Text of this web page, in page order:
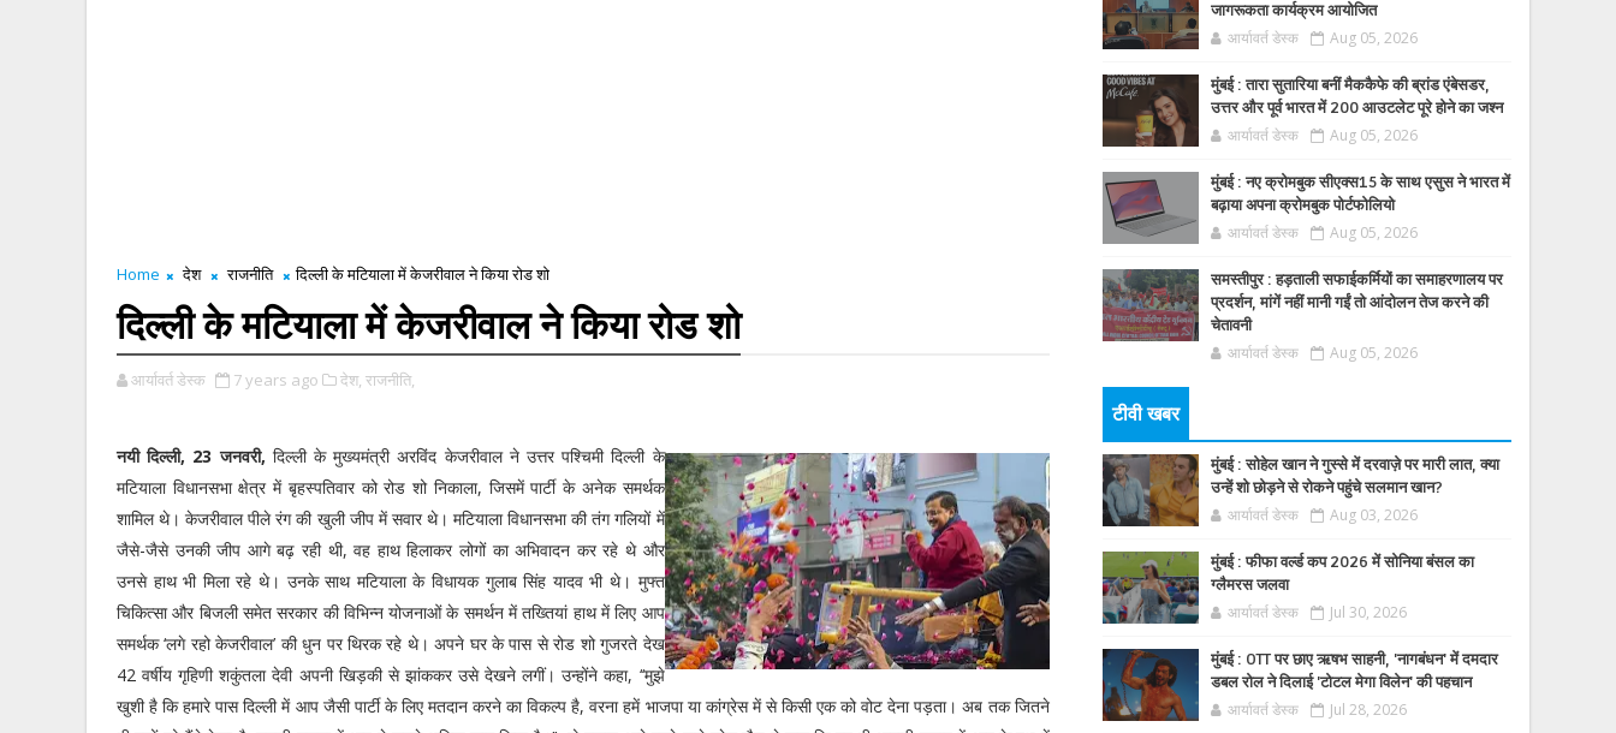
Home देश राजनीति दिल्ली के मटियाला में केजरीवाल ने किया रोड शो
दिल्ली के मटियाला में केजरीवाल ने किया रोड शो
आर्यावर्त डेस्क 7 years ago देश, राजनीति,
नयी दिल्ली, 23 जनवरी, दिल्ली के मुख्यमंत्री अरविंद केजरीवाल ने उत्तर पश्चिमी दिल्ली के
मटियाला विधानसभा क्षेत्र में बृहस्पतिवार को रोड शो निकाला, जिसमें पार्टी के अनेक समर्थक
शामिल थे। केजरीवाल पीले रंग की खुली जीप में सवार थे। मटियाला विधानसभा की तंग गलियों में
जैसे-जैसे उनकी जीप आगे बढ़ रही थी, वह हाथ हिलाकर लोगों का अभिवादन कर रहे थे और
उनसे हाथ भी मिला रहे थे। उनके साथ मटियाला के विधायक गुलाब सिंह यादव भी थे। मुफ्त
चिकित्सा और बिजली समेत सरकार की विभिन्न योजनाओं के समर्थन में तख्तियां हाथ में लिए आप
समर्थक ‘लगे रहो केजरीवाल’ की धुन पर थिरक रहे थे। अपने घर के पास से रोड शो गुजरते देख
42 वर्षीय गृहिणी शकुंतला देवी अपनी खिड़की से झांककर उसे देखने लगीं। उन्होंने कहा, ‘‘मुझे
खुशी है कि हमारे पास दिल्ली में आप जैसी पार्टी के लिए मतदान करने का विकल्प है, वरना हमें भाजपा या कांग्रेस में से किसी एक को वोट देना पड़ता। अब तक जितने
जागरूकता कार्यक्रम आयोजित
आर्यावर्त डेस्क Aug 05, 2026
मुंबई : तारा सुतारिया बनीं मैककैफे की ब्रांड एंबेसडर,
उत्तर और पूर्व भारत में 200 आउटलेट पूरे होने का जश्न
आर्यावर्त डेस्क Aug 05, 2026
मुंबई : नए क्रोमबुक सीएक्स15 के साथ एसुस ने भारत में
बढ़ाया अपना क्रोमबुक पोर्टफोलियो
आर्यावर्त डेस्क Aug 05, 2026
समस्तीपुर : हड़ताली सफाईकर्मियों का समाहरणालय पर
प्रदर्शन, मांगें नहीं मानी गईं तो आंदोलन तेज करने की
चेतावनी
आर्यावर्त डेस्क Aug 05, 2026
टीवी खबर
मुंबई : सोहेल खान ने गुस्से में दरवाज़े पर मारी लात, क्या
उन्हें शो छोड़ने से रोकने पहुंचे सलमान खान?
आर्यावर्त डेस्क Aug 03, 2026
मुंबई : फीफा वर्ल्ड कप 2026 में सोनिया बंसल का
ग्लैमरस जलवा
आर्यावर्त डेस्क Jul 30, 2026
मुंबई : OTT पर छाए ऋषभ साहनी, 'नागबंधन' में दमदार
डबल रोल ने दिलाई 'टोटल मेगा विलेन' की पहचान
आर्यावर्त डेस्क Jul 28, 2026